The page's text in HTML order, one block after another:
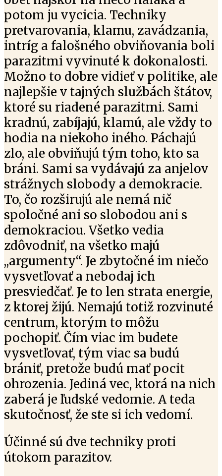
potom ju vycicia. Techniky
pretvarovania, klamu, zavádzania,
intríg a falošného obviňovania boli
parazitmi vyvinuté k dokonalosti.
Možno to dobre vidieť v politike, ale
najlepšie v tajných službách štátov,
ktoré su riadené parazitmi. Sami
kradnú, zabíjajú, klamú, ale vždy to
hodia na niekoho iného. Páchajú
zlo, ale obviňujú tým toho, kto sa
bráni. Sami sa vydávajú za anjelov
strážnych slobody a demokracie.
To, čo rozširujú ale nemá nič
spoločné ani so slobodou ani s
demokraciou. Všetko vedia
zdôvodniť, na všetko majú
,,argumenty“. Je zbytočné im niečo
vysvetľovať a nebodaj ich
presviedčať. Je to len strata energie,
z ktorej žijú. Nemajú totiž rozvinuté
centrum, ktorým to môžu
pochopiť. Čím viac im budete
vysvetľovať, tým viac sa budú
brániť, pretože budú mať pocit
ohrozenia. Jediná vec, ktorá na nich
zaberá je ľudské vedomie. A teda
skutočnosť, že ste si ich vedomí.
Účinné sú dve techniky proti
útokom parazitov.